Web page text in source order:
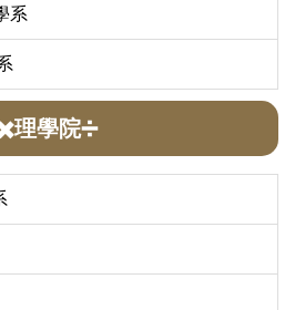
系
理學院➗